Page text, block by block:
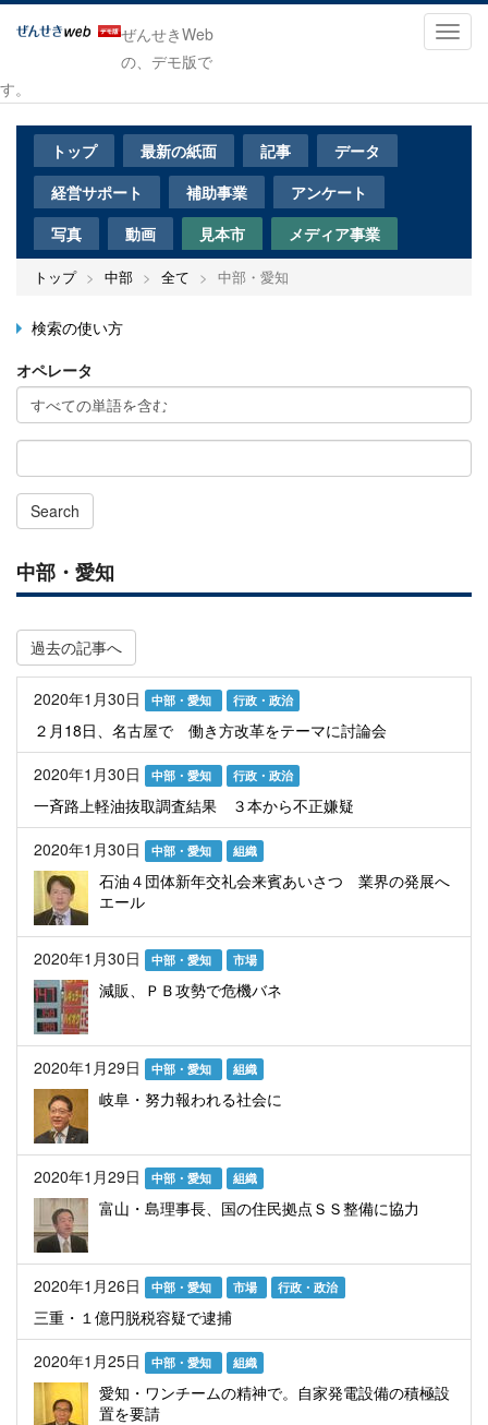
メ
ン
ぜんせきWeb
の、デモ版で
す。
トップ 最新の紙面 記事
データ
経営サポート
補助事業
アンケート
写真
動画 見本市 メディア事業
トップ 中部 全て 中部・愛知
検索の使い方
オペレータ
Search
中部・愛知
過去の記事へ
2020年1月30日 中部・愛知 行政・政治
２月18日、名古屋で 働き方改革をテーマに討論会
2020年1月30日
中部・愛知 行政・政治
一斉路上軽油抜取調査結果 ３本から不正嫌疑
2020年1月30日
中部・愛知 組織
石油４団体新年交礼会来賓あいさつ 業界の発展へ
エール
2020年1月30日 中部・愛知 市場
減販、ＰＢ攻勢で危機バネ
2020年1月29日 中部・愛知 組織
岐阜・努力報われる社会に
2020年1月29日 中部・愛知 組織
富山・島理事長、国の住民拠点ＳＳ整備に協力
2020年1月26日 中部・愛知 市場 行政・政治
三重・１億円脱税容疑で逮捕
2020年1月25日
中部・愛知 組織
愛知・ワンチームの精神で。自家発電設備の積極設
置を要請